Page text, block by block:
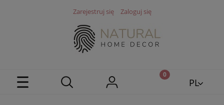
Zarejestruj się Zaloguj się
PL